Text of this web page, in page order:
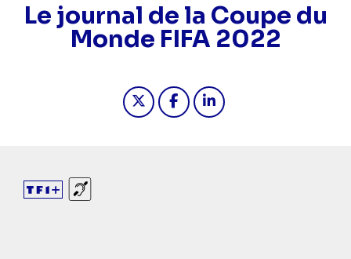
Le journal de la Coupe du
Monde FIFA 2022
Partager "2022-12-03 14:05 - Le
Partager "2022-12-03 14:05
Sourds et malentendants